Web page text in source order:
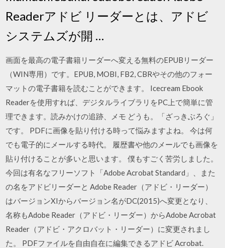
Readerアドビ リーダーとは、アドビ
システムズが開 …
画面を最高の電子書籍リーダーへ変える無料のEPUBリーダー
（WIN専用）です。EPUB, MOBI, FB2, CBRやその他のフォー
マットの電子書籍を読むことができます。 Icecream Ebook
Readerを使用すれば、デジタルライブラリをPC上で簡単に管
理できます。読みかけの追跡、メモ どうも。「ざっきぶろぐ」
です。 PDFに画像を貼り付ける時って悩みますよね。 今は何
でも電子的にメールする時代。 履歴書や他のメールでも画像を
貼り付けることが多いと思います。 僕もすごく苦労しました。
今回は有名なフリーソフト「Adobe Acrobat Standard」、また
の名をアドビリーダーと Adobe Reader（アドビ・リーダー）
はバージョンXIからバージョン名がDC(2015)へ変更となり、
名称もAdobe Reader（アドビ・リーダー）からAdobe Acrobat
Reader（アドビ・アクロバット・リーダー）に変更されまし
た。 PDFファイルを自由自在に編集できるアドビ Acrobat.